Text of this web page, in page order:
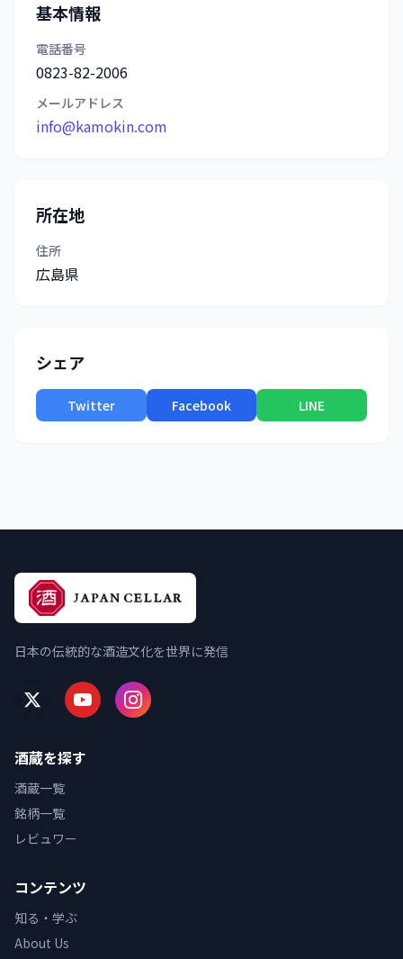
基本情報
電話番号
0823-82-2006
メールアドレス
info@kamokin.com
所在地
住所
広島県
シェア
Twitter Facebook LINE
日本の伝統的な酒造文化を世界に発信
酒蔵を探す
酒蔵一覧
銘柄一覧
レビュワー
コンテンツ
知る・学ぶ
About Us